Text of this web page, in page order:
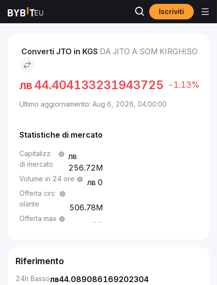
Iscriviti
Mercati Prezzo Jito JTO Jito to Som kirghiso
Converti JTO in KGS DA JITO A SOM KIRGHISO
лв44.404133231943725 -1.13%
Ultimo aggiornamento: Aug 6, 2026, 04:00:00
Statistiche di mercato
Capitalizz.
di mercato
256.72M
Volume in 24 ore 0
Offerta circ
olante
506.78M
Offerta max --
Riferimento
24h Bassoлв44.089086169202304